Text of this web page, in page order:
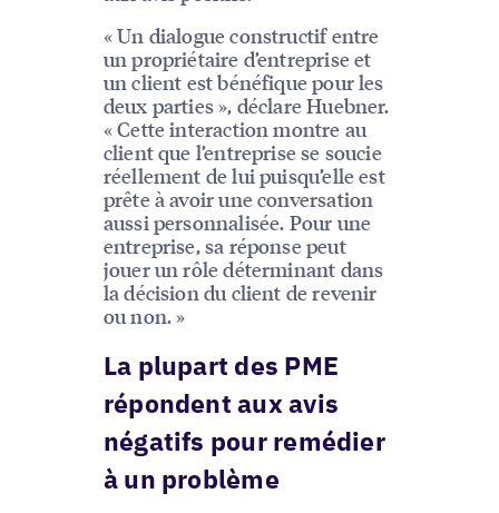
« Un dialogue constructif entre
un propriétaire d’entreprise et
un client est bénéfique pour les
deux parties », déclare Huebner.
« Cette interaction montre au
client que l’entreprise se soucie
réellement de lui puisqu’elle est
prête à avoir une conversation
aussi personnalisée. Pour une
entreprise, sa réponse peut
jouer un rôle déterminant dans
la décision du client de revenir
ou non. »
La plupart des PME
répondent aux avis
négatifs pour remédier
à un problème